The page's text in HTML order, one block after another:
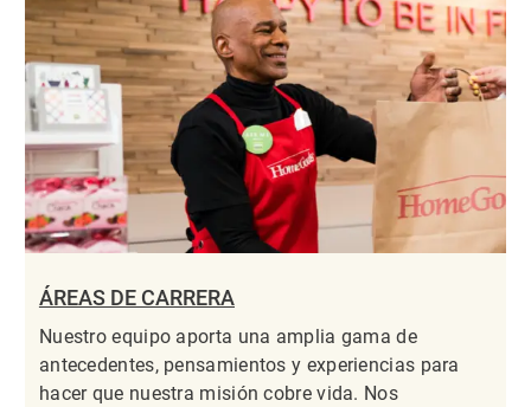
ÁREAS DE CARRERA
Nuestro equipo aporta una amplia gama de
antecedentes, pensamientos y experiencias para
hacer que nuestra misión cobre vida. Nos